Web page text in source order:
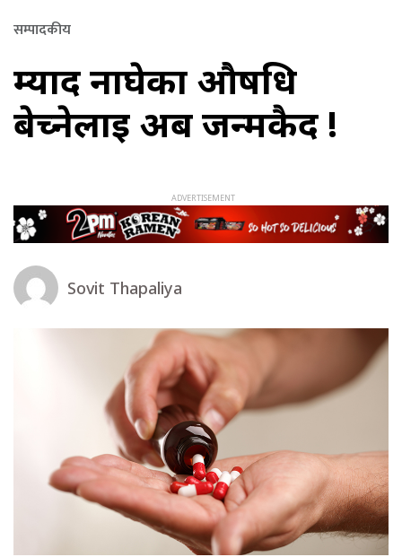
सम्पादकीय
म्याद नाघेका औषधि
बेच्नेलाई अब जन्मकैद !
Sovit Thapaliya